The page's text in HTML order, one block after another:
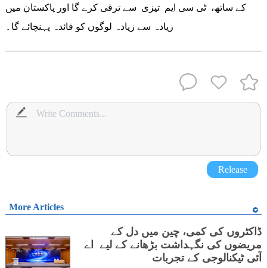
کے ساتھ، ٹی سی ایم تیزی سے ترقی کرے گا اور پاکستان میں
زیادہ سے زیادہ لوگوں کو فائدہ پہنچائے گا۔
Release
More Articles
ڈاکٹروں کی کمی، چین میں دل کے
مریضوں کی نگہداشت بڑھانے کے لیے اے
آئی ٹیکنالوجی کے تجربات